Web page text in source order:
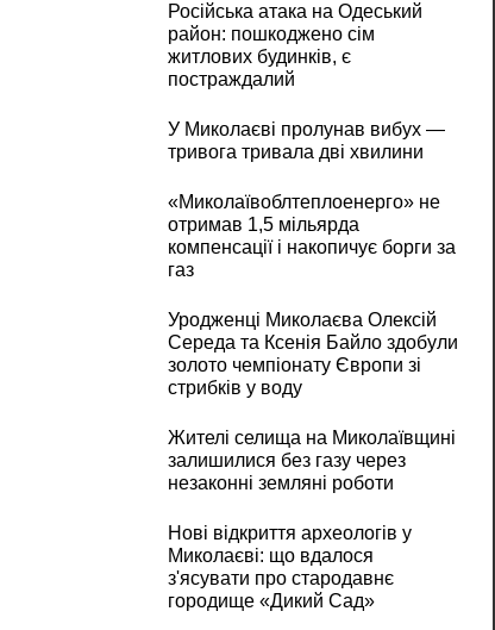
Російська атака на Одеський
район: пошкоджено сім
житлових будинків, є
постраждалий
У Миколаєві пролунав вибух —
тривога тривала дві хвилини
«Миколаївоблтеплоенерго» не
отримав 1,5 мільярда
компенсації і накопичує борги за
газ
Уродженці Миколаєва Олексій
Середа та Ксенія Байло здобули
золото чемпіонату Європи зі
стрибків у воду
Жителі селища на Миколаївщині
залишилися без газу через
незаконні земляні роботи
Нові відкриття археологів у
Миколаєві: що вдалося
з'ясувати про стародавнє
городище «Дикий Сад»